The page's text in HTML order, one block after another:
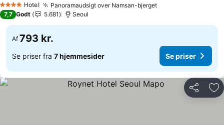
4 StjernerHotel Panoramaudsigt over Namsan-bjergetSe priser
7,7 Godt 5.681 Seoul
Af 793 kr.
Se priser fra 7 hjemmesider Se priser
Del